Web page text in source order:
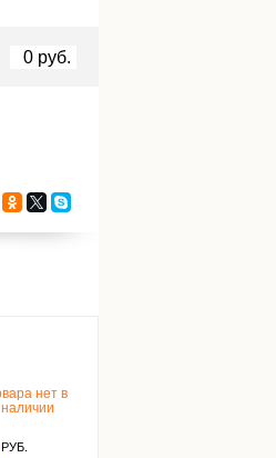
нет в
наличии
РУБ.
0 руб.